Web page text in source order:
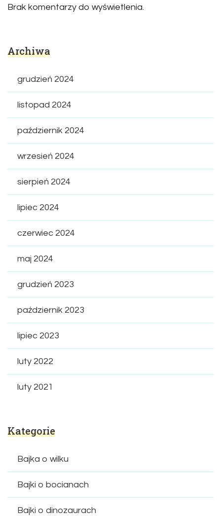
Brak komentarzy do wyświetlenia.
Archiwa
grudzień 2024
listopad 2024
październik 2024
wrzesień 2024
sierpień 2024
lipiec 2024
czerwiec 2024
maj 2024
grudzień 2023
październik 2023
lipiec 2023
luty 2022
luty 2021
Kategorie
Bajka o wilku
Bajki o bocianach
Bajki o dinozaurach